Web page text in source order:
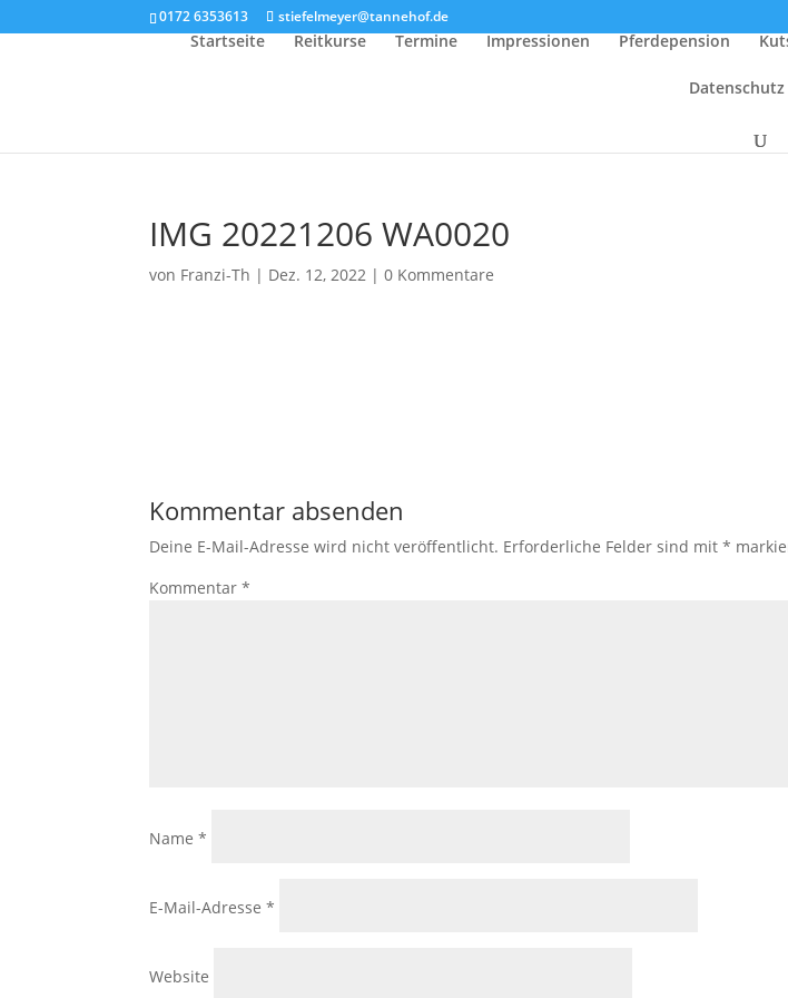
0172 6353613 stiefelmeyer@tannehof.de
Startseite Reitkurse Termine Impressionen Pferdepension
Datenschutz
IMG 20221206 WA0020
von Franzi-Th | Dez. 12, 2022 |0 Kommentare
Kommentar absenden
Deine E-Mail-Adresse wird nicht veröffentlicht. Erforderliche Felder sind mit*
Kommentar*
Name*
E-Mail-Adresse*
Website